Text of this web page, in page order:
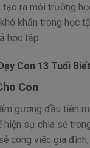
ra môi trường
khăn trong học
học tập.
Con 13 Tuổi
Con
gương đầu tiên
hiện sự chia sẻ
công việc gia